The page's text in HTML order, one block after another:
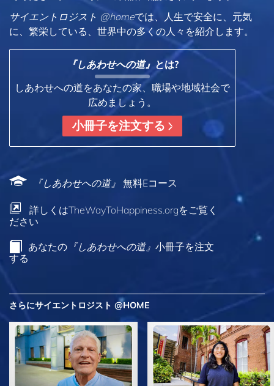
サイエントロジスト @homeでは、人生で安全に、元気
に、繁栄している、世界中の多くの人々を紹介します。
『しあわせへの道』 とは?
しあわせへの道をあなたの家、職場や地域社会で
広めましょう。
小冊子を注文する
『しあわせへの道』 無料Eコース
詳しくはTheWayToHappiness.orgをご覧く
ださい
あなたの 『しあわせへの道』 小冊子を注文
する
さらにサイエントロジスト @HOME